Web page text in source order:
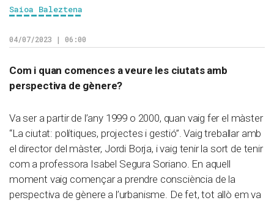
Saioa Baleztena
04/07/2023 | 06:00
Com i quan comences a veure les ciutats amb
perspectiva de gènere?
Va ser a partir de l’any 1999 o 2000, quan vaig fer el màster
“La ciutat: polítiques, projectes i gestió”. Vaig treballar amb
el director del màster, Jordi Borja, i vaig tenir la sort de tenir
com a professora Isabel Segura Soriano. En aquell
moment vaig començar a prendre consciència de la
perspectiva de gènere a l’urbanisme. De fet, tot allò em va